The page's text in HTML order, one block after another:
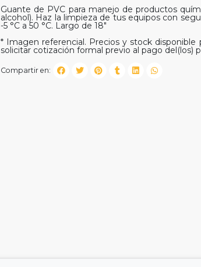
Guante de PVC para manejo de productos
alcohol). Haz la limpieza de tus equipos con
-5 °C a 50 °C. Largo de 18"
* Imagen referencial. Precios y stock disponible
solicitar cotización formal previo al pago del(los)
Compartir en: